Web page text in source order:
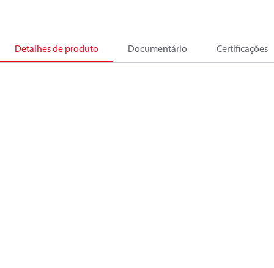
Detalhes de produto Documentário Certificações